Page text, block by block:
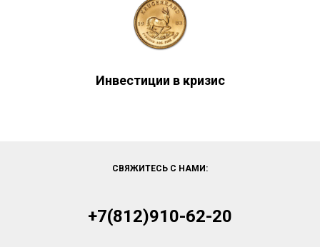
Инвестиции в кризис
СВЯЖИТЕСЬ С НАМИ:
+7(812)910-62-20